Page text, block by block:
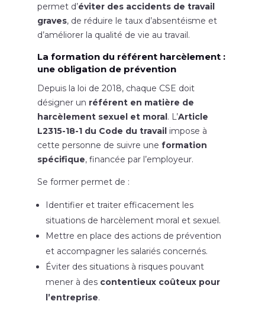
permet d’éviter des accidents de travail
graves, de réduire le taux d’absentéisme et
d’améliorer la qualité de vie au travail.
La formation du référent harcèlement :
une obligation de prévention
Depuis la loi de 2018, chaque CSE doit
désigner un référent en matière de
harcèlement sexuel et moral . L’Article
L2315-18-1 du Code du travail impose à
cette personne de suivre une formation
spécifique, financée par l’employeur.
Se former permet de :
Identifier et traiter efficacement les
situations de harcèlement moral et sexuel.
Mettre en place des actions de prévention
et accompagner les salariés concernés.
Éviter des situations à risques pouvant
mener à des contentieux coûteux pour
l’entreprise.